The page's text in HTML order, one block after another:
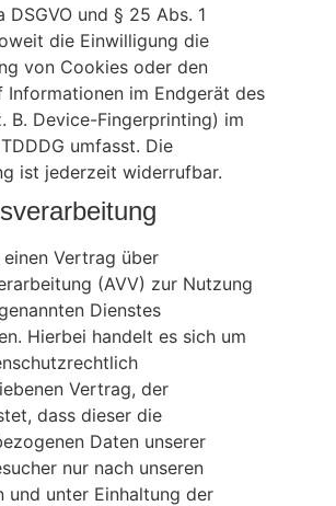
DSGVO und § 25 Abs. 1
die Einwilligung die
von Cookies oder den
Informationen im Endgerät des
B. Device-Fingerprinting) im
umfasst. Die
ist jederzeit widerrufbar.
Vertrag über
(AVV) zur Nutzung
Dienstes
Hierbei handelt es sich um
Vertrag, der
dass dieser die
Daten unserer
nur nach unseren
und unter Einhaltung der